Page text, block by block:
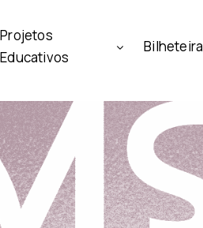
Projetos
Educativos
Bilheteira